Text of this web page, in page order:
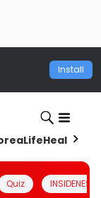
Install
LifeHealth
Quiz INSIDENESIA